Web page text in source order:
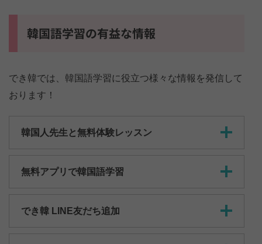
韓国語学習の有益な情報
でき韓では、韓国語学習に役立つ様々な情報を発信して
おります！
韓国人先生と無料体験レッスン
無料アプリで韓国語学習
でき韓 LINE友だち追加